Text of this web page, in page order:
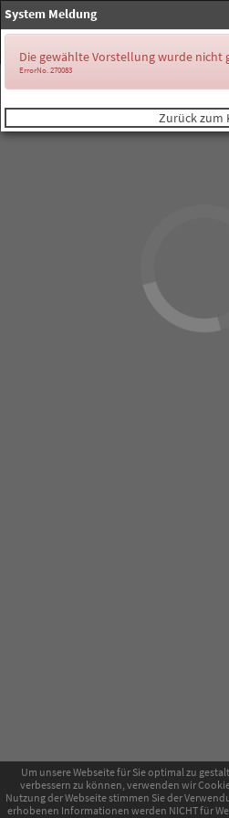
Um unsere Webseite für Sie optimal zu
verbessern zu können, verwenden wir
Nutzung der Webseite stimmen Sie der
erhobenen Informationen werden NICHT für
System Meldung
Die gewählte Vorstellung wurde nicht
ErrorNo. 270083
Zurück zum
Impressum AGB